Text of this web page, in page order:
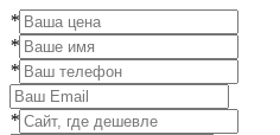
*
*
*
*